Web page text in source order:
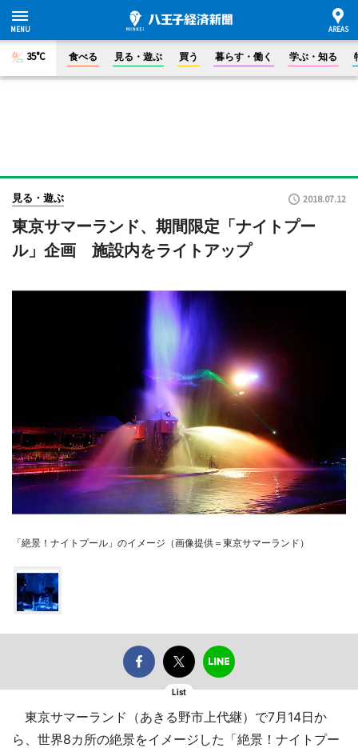
35°C 食べる 見る・遊ぶ 買う 暮らす・働く 学ぶ・知る
見る・遊ぶ 2018.07.12
東京サマーランド、期間限定「ナイトプー
ル」企画 施設内をライトアップ
「絶景！ナイトプール」のイメージ（画像提供＝東京サマーランド）
List
東京サマーランド（あきる野市上代継）で7月14日か
ら、世界8カ所の絶景をイメージした「絶景！ナイトプー